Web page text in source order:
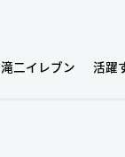
滝二イレブン 活躍